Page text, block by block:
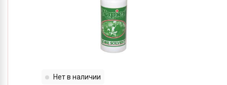
Нет в наличии